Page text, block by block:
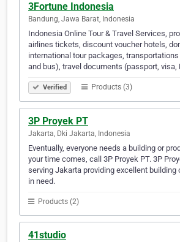
3Fortune Indonesia
Bandung, Jawa Barat, Indonesia
Indonesia Online Tour & Travel Services,
airlines tickets, discount voucher hotels,
international tour packages,
and bus), travel documents (passport, visa,
Verified Products (3)
3P Proyek PT
Jakarta, Dki Jakarta, Indonesia
Eventually, everyone needs a building or
your time comes, call 3P Proyek PT. 3P
serving Jakarta providing excellent building
in need.
Products (2)
41studio